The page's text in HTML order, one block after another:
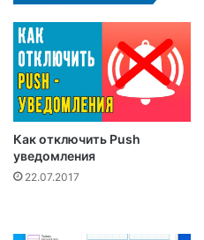
Как отключить Push
уведомления
22.07.2017